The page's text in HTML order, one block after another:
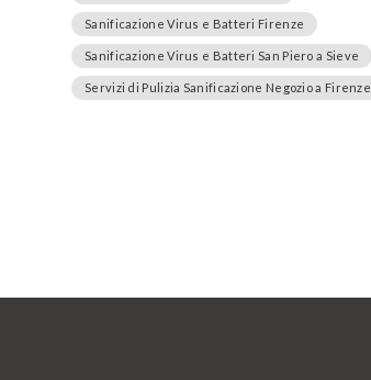
Sanificazione Virus e Batteri Firenze
Sanificazione Virus e Batteri San Piero a Sieve
Servizi di Pulizia Sanificazione Negozio a Firenze